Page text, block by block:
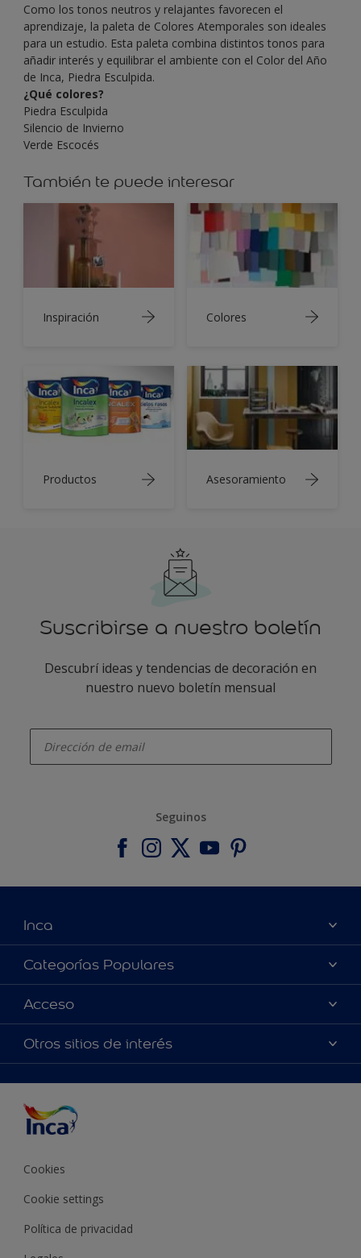
Como los tonos neutros y relajantes favorecen el
aprendizaje, la paleta de Colores Atemporales son ideales
para un estudio. Esta paleta combina distintos tonos para
añadir interés y equilibrar el ambiente con el Color del Año
de Inca, Piedra Esculpida.
¿Qué colores?
Piedra Esculpida
Silencio de Invierno
Verde Escocés
También te puede interesar
Inspiración Colores
Productos Asesoramiento
Suscribirse a nuestro boletín
Descubrí ideas y tendencias de decoración en
nuestro nuevo boletín mensual
Seguinos
Inca
Acerca de Inca
Contactanos
Encontrá un distribuidor Inca
Categorías Populares
Colores
Productos
Inspiración
Acceso
Accesibilidad
Precisión del color
Otros sitios de interés
Cookies
Cookie settings
Política de privacidad